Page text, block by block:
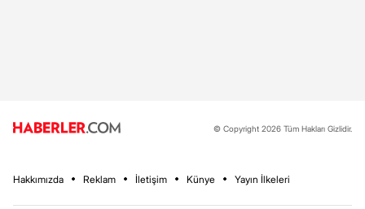
© Copyright 2026 Tüm Hakları Gizlidir.
Hakkımızda Reklam İletişim Künye Yayın İlkeleri